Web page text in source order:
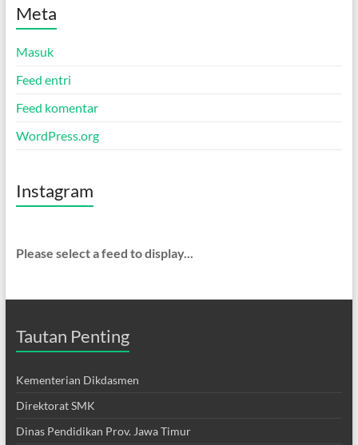
Meta
Masuk
Feed entri
Feed komentar
WordPress.org
Instagram
Please select a feed to display...
Tautan Penting
Kementerian Dikdasmen
Direktorat SMK
Dinas Pendidikan Prov. Jawa Timur